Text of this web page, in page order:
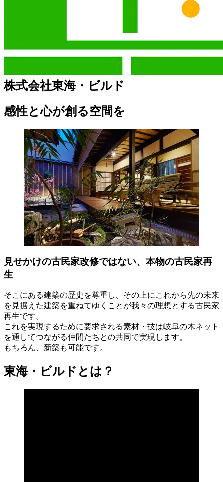
株式会社東海・ビルド
感性と心が創る空間を
見せかけの古民家改修ではない、本物の古民家再
生
そこにある建築の歴史を尊重し、その上にこれから先の未来
を見据えた建築を重ねてゆくことが我々の理想とする古民家
再生です。
これを実現するために要求される素材・技は岐阜の木ネット
を通してつながる仲間たちとの共同で実現します。
もちろん、新築も可能です。
東海・ビルドとは？